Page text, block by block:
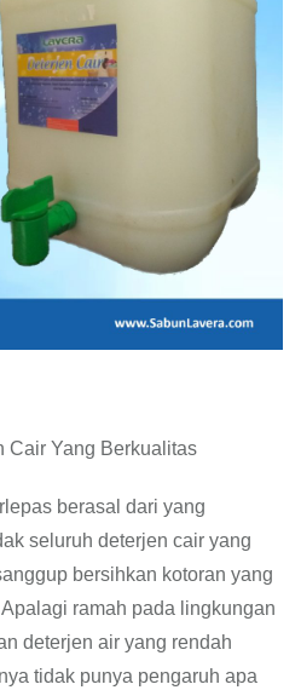
Cair Yang Berkualitas
berasal dari yang
seluruh deterjen cair yang
bersihkan kotoran yang
ramah pada lingkungan
deterjen air yang rendah
tidak punya pengaruh apa